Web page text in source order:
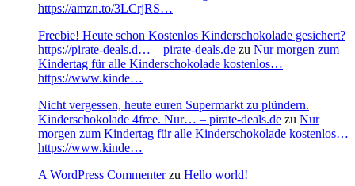
https://amzn.to/3LCrjRS…
Freebie! Heute schon Kostenlos Kinderschokolade gesichert?
https://pirate-deals.d… – pirate-deals.de zu Nur morgen zum
Kindertag für alle Kinderschokolade kostenlos…
https://www.kinde…
Nicht vergessen, heute euren Supermarkt zu plündern.
Kinderschokolade 4free. Nur… – pirate-deals.de zu Nur
morgen zum Kindertag für alle Kinderschokolade kostenlos…
https://www.kinde…
A WordPress Commenterzu Hello world!